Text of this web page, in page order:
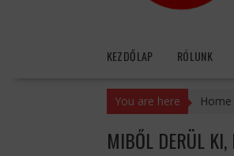
KEZDŐLAP RÓLUNK
You are here Home
MIBŐL DERÜL